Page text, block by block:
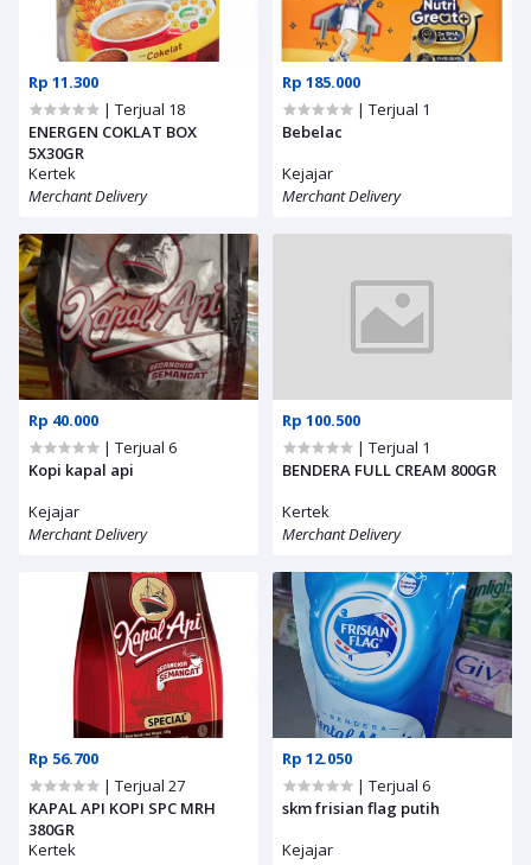
Rp 11.300
| Terjual 18
ENERGEN COKLAT BOX
5X30GR
Kertek
Merchant Delivery
Rp 185.000
| Terjual 1
Bebelac
Kejajar
Merchant Delivery
Rp 40.000
| Terjual 6
Kopi kapal api
Kejajar
Merchant Delivery
Rp 100.500
| Terjual 1
BENDERA FULL CREAM 800GR
Kertek
Merchant Delivery
Rp 56.700
| Terjual 27
KAPAL API KOPI SPC MRH
380GR
Kertek
Rp 12.050
| Terjual 6
skm frisian flag putih
Kejajar